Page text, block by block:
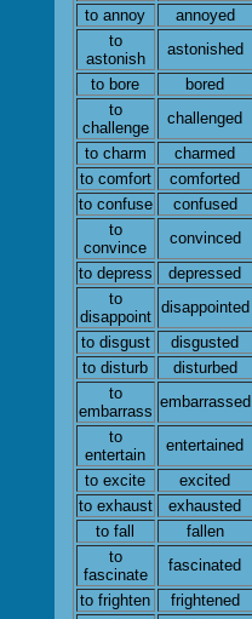
to annoy
annoyed
to
astonish
astonished
to bore
bored
to
challenge
challenged
to charm
charmed
to comfort
comforted
to confuse
confused
to
convince
convinced
to depress
depressed
to
disappoint
disappointed
to disgust
disgusted
to disturb
disturbed
to
embarrass
embarrassed
to
entertain
entertained
to excite
excited
to exhaust
exhausted
to fall
fallen
to
fascinate
fascinated
to frighten
frightened